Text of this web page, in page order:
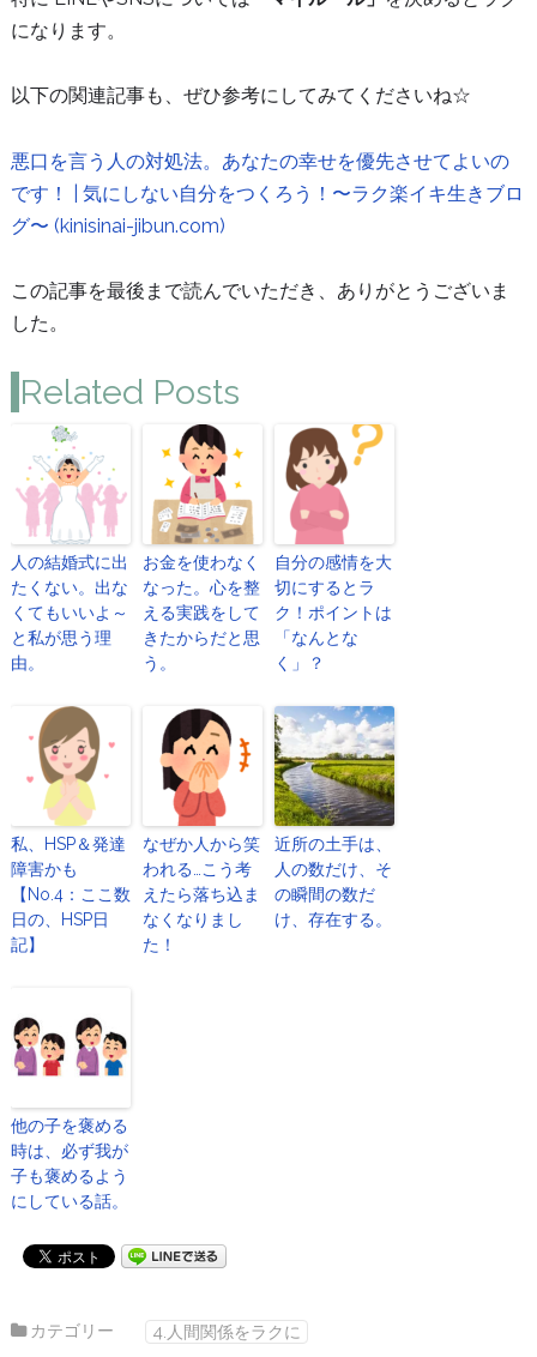
になります。
以下の関連記事も、ぜひ参考にしてみてくださいね☆
悪口を言う人の対処法。あなたの幸せを優先させてよいの
です！ | 気にしない自分をつくろう！〜ラク楽イキ生きブロ
グ〜 (kinisinai-jibun.com)
この記事を最後まで読んでいただき、ありがとうございま
した。
Related Posts
人の結婚式に出
たくない。出な
くてもいいよ～
と私が思う理
由。
お金を使わなく
なった。心を整
える実践をして
きたからだと思
う。
自分の感情を大
切にするとラ
ク！ポイントは
「なんとな
く」？
私、HSP＆発達
障害かも
【No.4：ここ数
日の、HSP日
記】
なぜか人から笑
われる…こう考
えたら落ち込ま
なくなりまし
た！
近所の土手は、
人の数だけ、そ
の瞬間の数だ
け、存在する。
他の子を褒める
時は、必ず我が
子も褒めるよう
にしている話。
カテゴリー 4.人間関係をラクに